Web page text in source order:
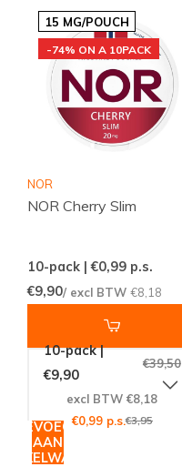
15 MG/POUCH
-74% ON A 10PACK
NOR
NOR Cherry Slim
10-pack | €0,99 p.s.
€9,90/ excl BTW €8,18
10-pack |
€9,90
€39,50
excl BTW €8,18
€0,99 p.s.€3,95
TOEVOEGEN
AAN